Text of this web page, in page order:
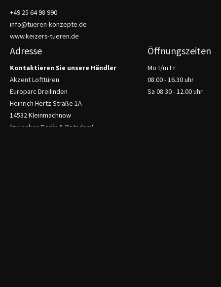
+49 25 64 98 990
info@tueren-konzepte.de
www.keizers-tueren.de
Öffnungszeiten
Mo t/m Fr
08.00 - 16.30 uhr
Sa 08.30 - 12.00 uhr
Adresse
Kontaktieren Sie unsere Händler
Akzent Lofttüren
Europarc Dreilinden
Heinrich Hertz Straße 1A
14532 Kleinmachnow
(zwischen Berlin & Potsdam)